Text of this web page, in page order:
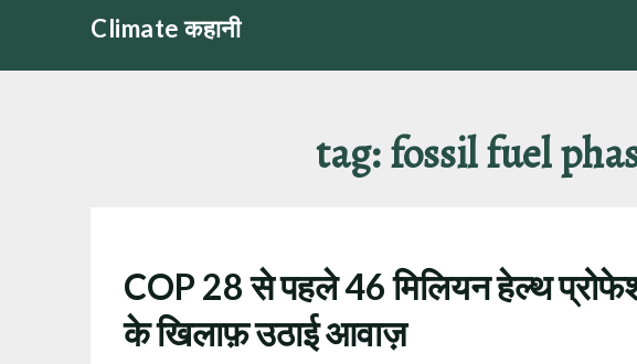
content
Climate कहानी
tag:fossil fuel
COP 28 से पहले 46 मिलियन हेल्थ
के खिलाफ़ उठाई आवाज़